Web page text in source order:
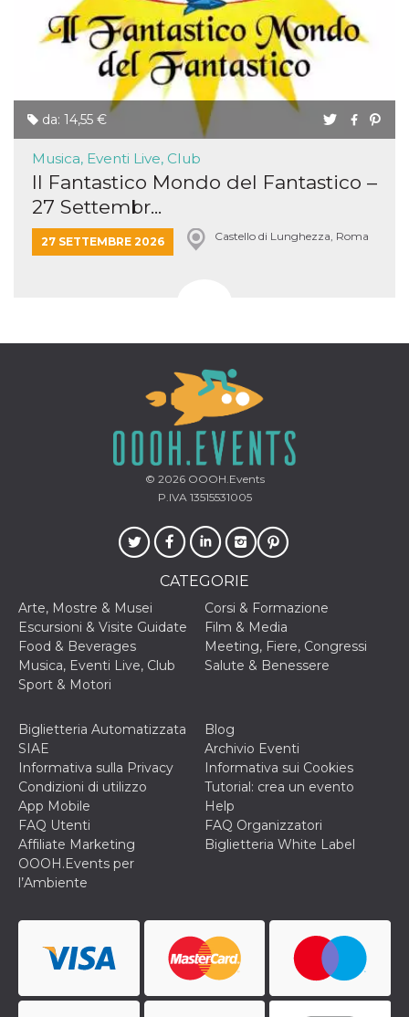
da: 14,55 €
Musica, Eventi Live, Club
Il Fantastico Mondo del Fantastico –
27 Settembr...
27 SETTEMBRE 2026 Castello di Lunghezza, Roma
© 2026OOOH.Events
P.IVA 13515531005
CATEGORIE
Arte, Mostre & Musei
Corsi & Formazione
Escursioni & Visite Guidate
Film & Media
Food & Beverages
Meeting, Fiere, Congressi
Musica, Eventi Live, Club
Salute & Benessere
Sport & Motori
Biglietteria Automatizzata
SIAE
Blog
Archivio Eventi
Informativa sulla Privacy
Informativa sui Cookies
Condizioni di utilizzo
Tutorial: crea un evento
App Mobile
Help
FAQ Utenti
FAQ Organizzatori
Affiliate Marketing
Biglietteria White Label
OOOH.Events per
l’Ambiente